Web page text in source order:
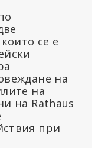
се е
на
на
на Rathaus
при